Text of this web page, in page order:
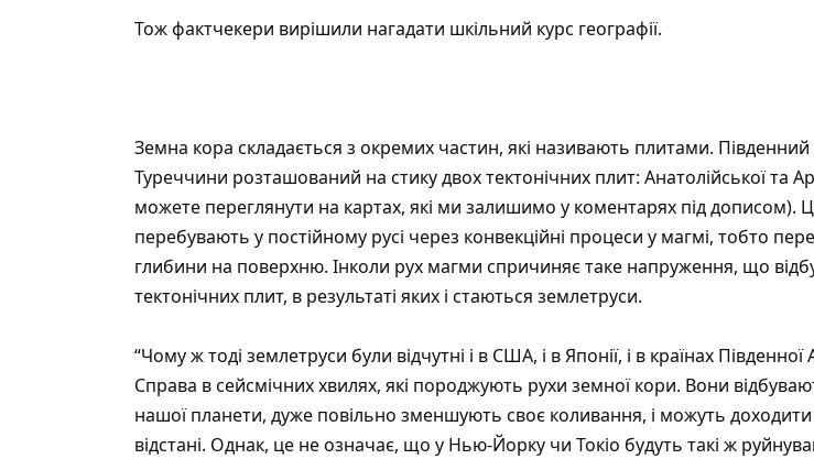
Тож фактчекери вирішили нагадати шкільний курс географії.
Земна кора складається з окремих частин, які називають плитами. Південний
Туреччини розташований на стику двох тектонічних плит: Анатолійської та
можете переглянути на картах, які ми залишимо у коментарях під дописом).
перебувають у постійному русі через конвекційні процеси у магмі, тобто
глибини на поверхню. Інколи рух магми спричиняє таке напруження, що
тектонічних плит, в результаті яких і стаються землетруси.
“Чому ж тоді землетруси були відчутні і в США, і в Японії, і в країнах
Справа в сейсмічних хвилях, які породжують рухи земної кори. Вони
нашої планети, дуже повільно зменшують своє коливання, і можуть доходити
відстані. Однак, це не означає, що у Нью-Йорку чи Токіо будуть такі ж